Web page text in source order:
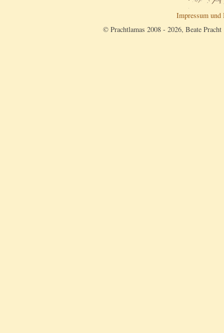
Impressum und
© Prachtlamas 2008 - 2026, Beate Pracht